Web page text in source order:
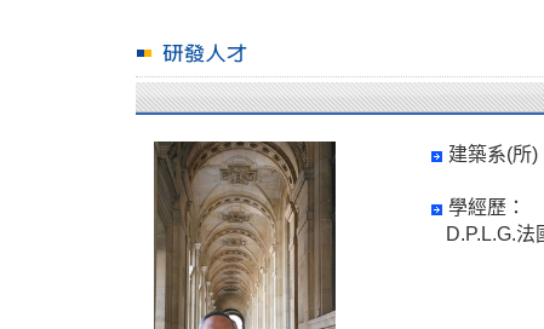
建築系(所)
學經歷：
D.P.L.G.